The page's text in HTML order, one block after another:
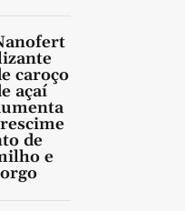
caroço
açaí
de
e